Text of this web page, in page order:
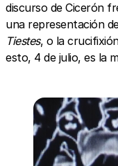
discurso de Cicerón
una representación
Tiestes, o la
esto, 4 de julio, es la